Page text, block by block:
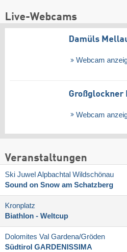
Live-Webcams
Damüls
Webcam
Großglockner
Webcam
Veranstaltungen
Ski Juwel Alpbachtal Wildschönau
Sound on Snow am Schatzberg
Kronplatz
Biathlon - Weltcup
Dolomites Val Gardena/​Gröden
Südtirol GARDENISSIMA